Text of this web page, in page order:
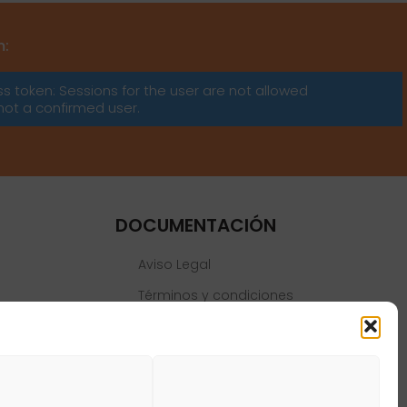
token: Sessions for the user are not allowed
a confirmed user.
DOCUMENTACIÓN
Aviso Legal
Términos y condiciones